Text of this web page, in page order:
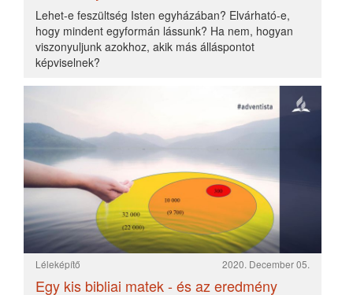
2020. December 05.
Egy kis bibliai matek - és az eredmény
A Bibliában Bírák könyve hetedik fejezetében egy
csata előkészületeinek részeként Isten alaposan
lecsökkentette a saját harcosainak seregét:
Gedeonnak, a vezetőnek először is haza kellett küldeni
– az amúgy is négyszeres túlerővel szemben álló kis
seregből – azokat, akik féltek: a kétharmaduk távozott.